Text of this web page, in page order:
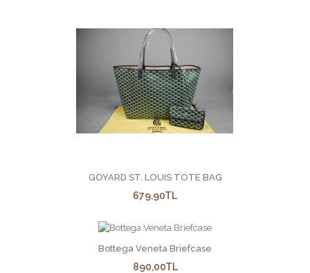
679,90TL
GOYARD ST. LOUIS TOTE BAG
679,90TL
Bottega Veneta Briefcase
890,00TL